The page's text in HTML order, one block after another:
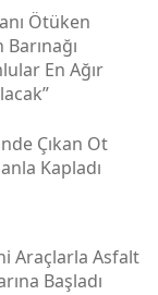
Ötüken
En Ağır
Çıkan Ot
Kapladı
Araçlarla Asfalt
Başladı